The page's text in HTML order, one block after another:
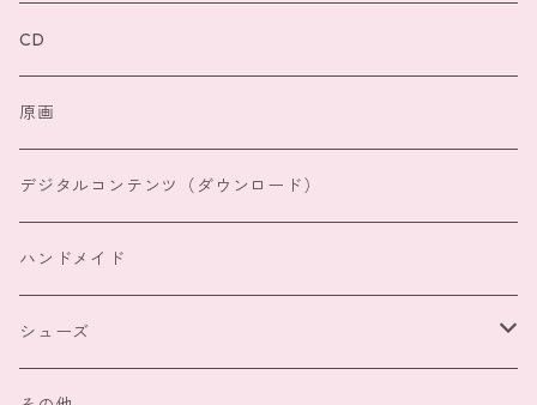
フィリル
スカラー
フィリル
アウター
スカラー
フィリル
マフラー、手袋
レインウェア
猫雑貨
CD
原画
デジタルコンテンツ（ダウンロード）
ハンドメイド
シューズ